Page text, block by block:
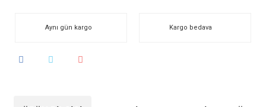
Aynı gün kargo Kargo bedava